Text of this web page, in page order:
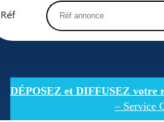
Réf
DÉPOSEZ et DIFFUSEZ votre
– Service